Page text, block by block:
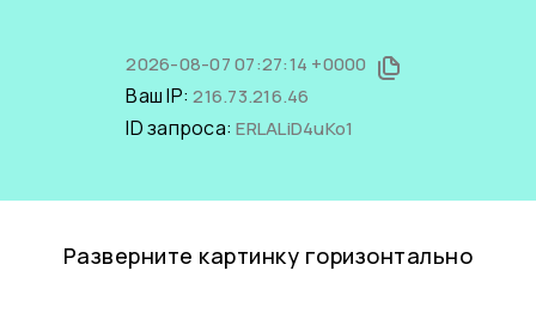
2026-08-07 07:27:14 +0000
Ваш IP:216.73.216.46
ID запроса:ERLALiD4uKo1
Разверните картинку горизонтально